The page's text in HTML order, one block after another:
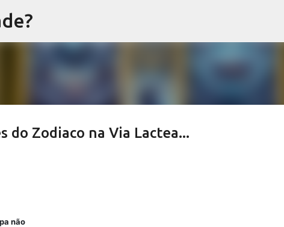
do Zodiaco na Via Lactea...
não